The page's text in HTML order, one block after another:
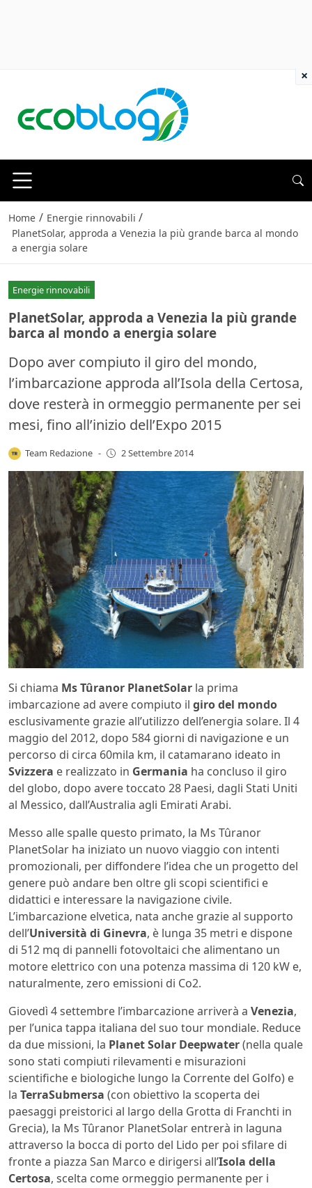
Home / Energie rinnovabili /
PlanetSolar, approda a Venezia la più grande barca al mondo
a energia solare
Energie rinnovabili
PlanetSolar, approda a Venezia la più grande
barca al mondo a energia solare
Dopo aver compiuto il giro del mondo,
l’imbarcazione approda all’Isola della Certosa,
dove resterà in ormeggio permanente per sei
mesi, fino all’inizio dell’Expo 2015
Team Redazione - 2 Settembre 2014
Si chiama Ms Tûranor PlanetSolar la prima
imbarcazione ad avere compiuto il giro del mondo
esclusivamente grazie all’utilizzo dell’energia solare. Il 4
maggio del 2012, dopo 584 giorni di navigazione e un
percorso di circa 60mila km, il catamarano ideato in
Svizzera e realizzato in Germania ha concluso il giro
del globo, dopo avere toccato 28 Paesi, dagli Stati Uniti
al Messico, dall’Australia agli Emirati Arabi.
Messo alle spalle questo primato, la Ms Tûranor
PlanetSolar ha iniziato un nuovo viaggio con intenti
promozionali, per diffondere l’idea che un progetto del
genere può andare ben oltre gli scopi scientifici e
didattici e interessare la navigazione civile.
L’imbarcazione elvetica, nata anche grazie al supporto
dell’Università di Ginevra, è lunga 35 metri e dispone
di 512 mq di pannelli fotovoltaici che alimentano un
motore elettrico con una potenza massima di 120 kW e,
naturalmente, zero emissioni di Co2.
Giovedì 4 settembre l’imbarcazione arriverà a Venezia,
per l’unica tappa italiana del suo tour mondiale. Reduce
da due missioni, la Planet Solar Deepwater(nella quale
sono stati compiuti rilevamenti e misurazioni
scientifiche e biologiche lungo la Corrente del Golfo) e
la TerraSubmersa (con obiettivo la scoperta dei
paesaggi preistorici al largo della Grotta di Franchti in
Grecia), la Ms Tûranor PlanetSolar entrerà in laguna
attraverso la bocca di porto del Lido per poi sfilare di
fronte a piazza San Marco e dirigersi all’Isola della
Certosa, scelta come ormeggio permanente per i
×